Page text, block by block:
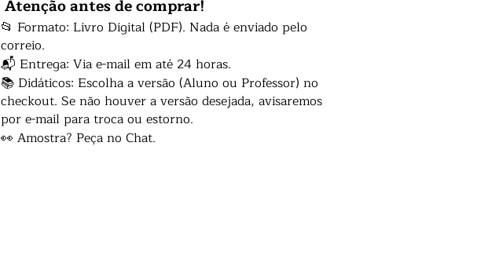
Atenção antes de comprar!
📂 Formato: Livro Digital (PDF). Nada é enviado pelo
correio.
📬 Entrega: Via e-mail em até 24 horas.
📚 Didáticos: Escolha a versão (Aluno ou Professor) no
checkout. Se não houver a versão desejada, avisaremos
por e-mail para troca ou estorno.
👀 Amostra? Peça no Chat.